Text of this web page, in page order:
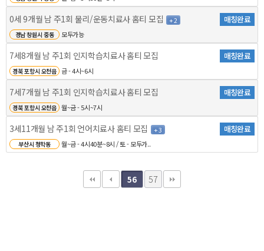
0세 9개월 남 주1회 물리/운동치료사 홈티 모집 + 2 매칭완료
경남 창원시 중동 모두가능
7세8개월 남 주1회 인지학습치료사 홈티 모집 매칭완료
경북 포항시 오천읍 금 - 4시~6시
7세7개월 남 주1회 인지학습치료사 홈티 모집 매칭완료
경북 포항시 오천읍 월~금 - 5시~7시
3세11개월 남 주1회 언어치료사 홈티 모집 + 3 매칭완료
부산시 청학동 월~금 - 4시40분~8시 / 토 - 모두가..
56 57